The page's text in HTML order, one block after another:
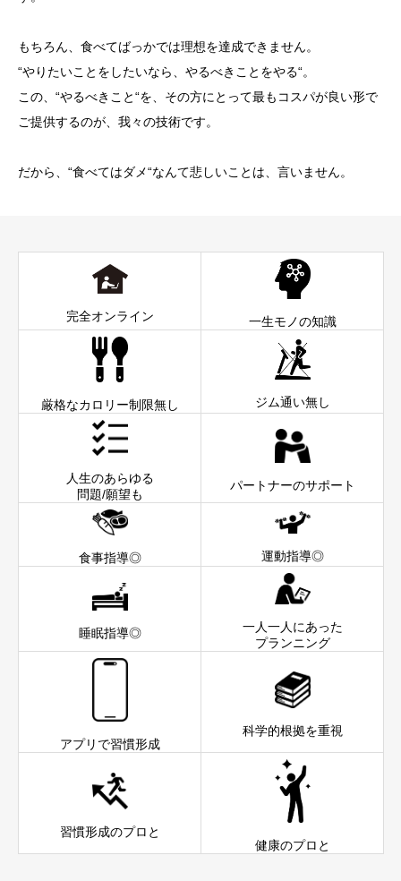
もちろん、食べてばっかでは理想を達成できません。
“やりたいことをしたいなら、やるべきことをやる“。
この、“やるべきこと“を、その方にとって最もコスパが良い形で
ご提供するのが、我々の技術です。
だから、“食べてはダメ“なんて悲しいことは、言いません。
完全オンライン 一生モノの知識
厳格なカロリー制限無し ジム通い無し
人生のあらゆる
問題/願望も
パートナーのサポート
食事指導◎ 運動指導◎
睡眠指導◎
一人一人にあった
プランニング
アプリで習慣形成
科学的根拠を重視
習慣形成のプロと
健康のプロと